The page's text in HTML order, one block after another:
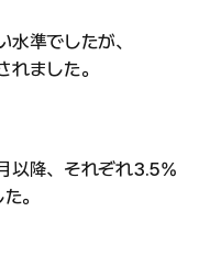
準でしたが、
ました。
以降、それぞれ3.5%
。